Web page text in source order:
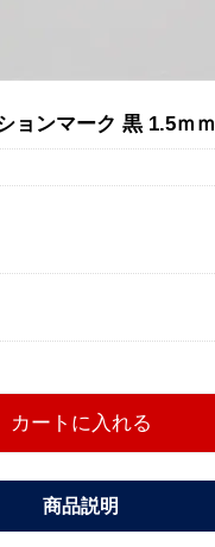
ョンマーク 黒 1.5ｍｍ
カートに入れる